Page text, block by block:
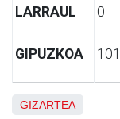
LARRAUL 0
GIPUZKOA 101
GIZARTEA